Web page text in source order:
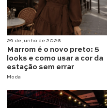
29 de junho de 2026
Marrom é o novo preto: 5
looks e como usar a cor da
estação sem errar
Moda